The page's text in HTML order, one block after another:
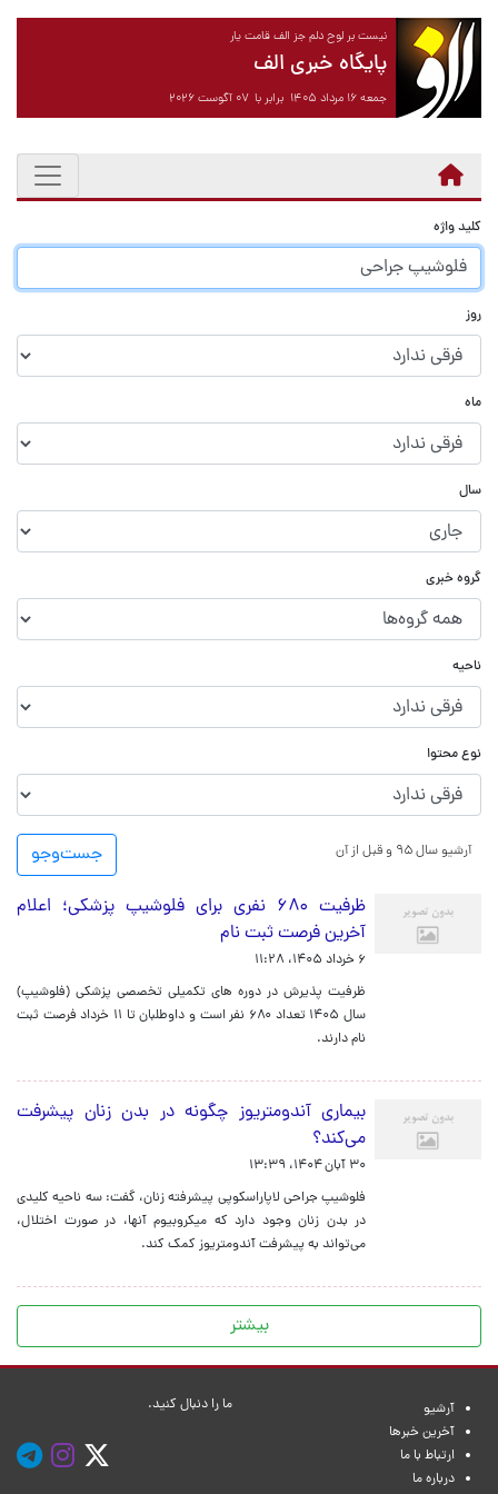
نیست بر لوح دلم جز الف قامت یار
پایگاه خبری الف
جمعه ۱۶ مرداد ۱۴۰۵ برابر با ۰۷ آگوست ۲۰۲۶
کلید واژه
روز
ماه
سال
گروه خبری
ناحیه
نوع محتوا
جست‌و‌جو آرشیو سال ۹۵ و قبل از آن
ظرفیت ۶۸۰ نفری برای فلوشیپ پزشکی؛ اعلام
آخرین فرصت ثبت نام
۶ خرداد ۱۴۰۵، ۱۱:۲۸
ظرفیت پذیرش در دوره های تکمیلی تخصصی پزشکی (فلوشیپ)
سال ۱۴۰۵ تعداد ۶۸۰ نفر است و داوطلبان تا ۱۱ خرداد فرصت ثبت
نام دارند.
بیماری آندومتریوز چگونه در بدن زنان پیشرفت
می‌کند؟
۳۰ آبان ۱۴۰۴، ۱۳:۳۹
فلوشیپ جراحی لاپاراسکوپی پیشرفته زنان، گفت: سه ناحیه کلیدی
در بدن زنان وجود دارد که میکروبیوم آنها، در صورت اختلال،
می‌تواند به پیشرفت آندومتریوز کمک کند.
بیشتر
آرشیو
آخرین خبرها
ارتباط با ما
درباره ما
ما را دنبال کنید.